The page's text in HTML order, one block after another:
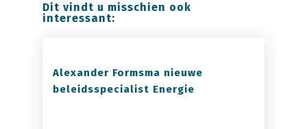
Dit vindt u misschien ook
interessant:
Alexander Formsma nieuwe
beleidsspecialist Energie